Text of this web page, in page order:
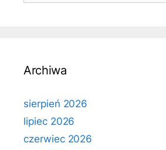
Archiwa
sierpień 2026
lipiec 2026
czerwiec 2026